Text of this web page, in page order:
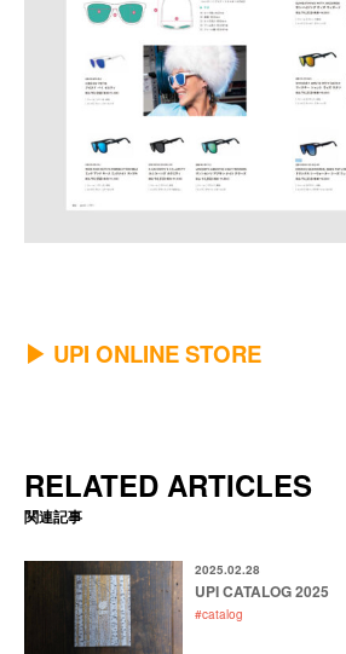
▶︎ UPI ONLINE STORE
RELATED ARTICLES
関連記事
2025.02.28
UPI CATALOG 2025
#catalog